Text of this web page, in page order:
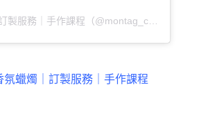
氛蠟燭｜訂製服務｜手作課程